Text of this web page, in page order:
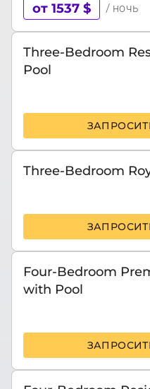
от 1537 $ / ночь
Three-Bedroom
Pool
Three-Bedroom
Four-Bedroom
with Pool